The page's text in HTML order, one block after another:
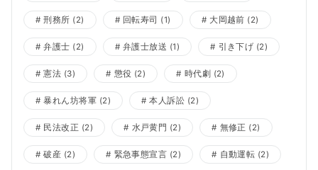
刑務所 (2) 回転寿司 (1) 大岡越前 (2)
弁護士 (2) 弁護士放送 (1) 引き下げ (2)
憲法 (3) 懲役 (2) 時代劇 (2)
暴れん坊将軍 (2) 本人訴訟 (2)
民法改正 (2) 水戸黄門 (2) 無修正 (2)
破産 (2) 緊急事態宣言 (2) 自動運転 (2)